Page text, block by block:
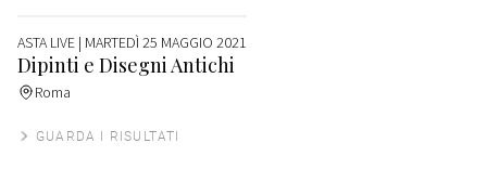
ASTA LIVE | MARTEDÌ 25 MAGGIO 2021
Dipinti e Disegni Antichi
Roma
GUARDA I RISULTATI